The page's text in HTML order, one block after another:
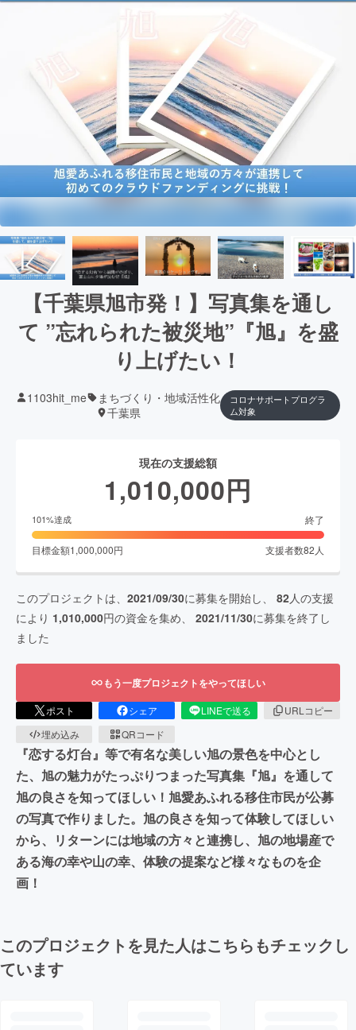
【千葉県旭市発！】写真集を通し
て ”忘れられた被災地”『旭』を盛
り上げたい！
1103hit_me
まちづくり・地域活性化
千葉県
コロナサポートプログラ
ム対象
現在の支援総額
1,010,000円
101%達成 終了
目標金額1,000,000円 支援者数82 人
このプロジェクトは、 2021/09/30に募集を開始し、 82人の支援
により 1,010,000円の資金を集め、 2021/11/30に募集を終了し
ました
もう一度プロジェクトをやってほしい
ポスト シェア LINEで送る
URLコピー
埋め込み
QRコード
『恋する灯台』等で有名な美しい旭の景色を中心とし
た、旭の魅力がたっぷりつまった写真集『旭』を通して
旭の良さを知ってほしい！旭愛あふれる移住市民が公募
の写真で作りました。旭の良さを知って体験してほしい
から、リターンには地域の方々と連携し、旭の地場産で
ある海の幸や山の幸、体験の提案など様々なものを企
画！
このプロジェクトを見た人はこちらもチェックし
ています